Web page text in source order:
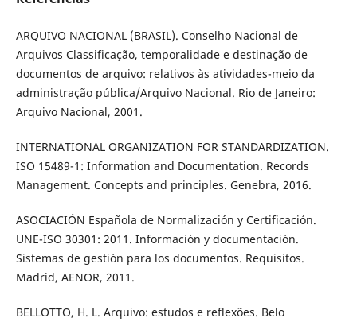
ARQUIVO NACIONAL (BRASIL). Conselho Nacional de
Arquivos Classificação, temporalidade e destinação de
documentos de arquivo: relativos às atividades-meio da
administração pública/Arquivo Nacional. Rio de Janeiro:
Arquivo Nacional, 2001.
INTERNATIONAL ORGANIZATION FOR STANDARDIZATION.
ISO 15489-1: Information and Documentation. Records
Management. Concepts and principles. Genebra, 2016.
ASOCIACIÓN Española de Normalización y Certificación.
UNE-ISO 30301: 2011. Información y documentación.
Sistemas de gestión para los documentos. Requisitos.
Madrid, AENOR, 2011.
BELLOTTO, H. L. Arquivo: estudos e reflexões. Belo